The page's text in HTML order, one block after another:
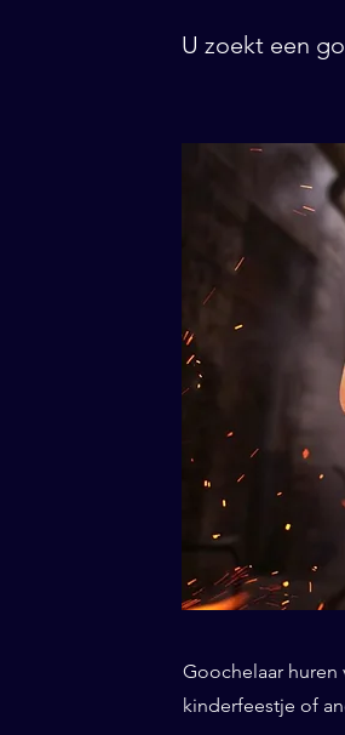
U zoekt een
Goochelaar
kinderfeestje of